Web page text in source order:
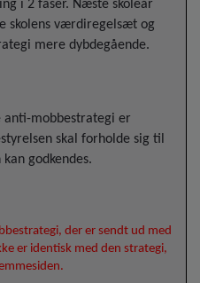
i 2 faser. Næste skoleår
skolens værdiregelsæt og
mere dybdegående.
anti-mobbestrategi er
skal forholde sig til
godkendes.
der er sendt ud med
er identisk med den strategi,